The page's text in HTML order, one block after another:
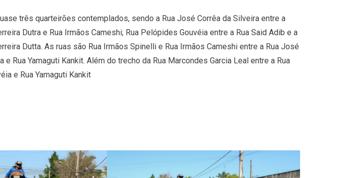
três quarteirões contemplados, sendo a Rua José Corrêa da Silveira entre a
Dutra e Rua Irmãos Cameshi; Rua Pelópides Gouvéia entre a Rua Said Adib e a
Dutta. As ruas são Rua Irmãos Spinelli e Rua Irmãos Cameshi entre a Rua José
e Rua Yamaguti Kankit. Além do trecho da Rua Marcondes Garcia Leal entre a Rua
e Rua Yamaguti Kankit